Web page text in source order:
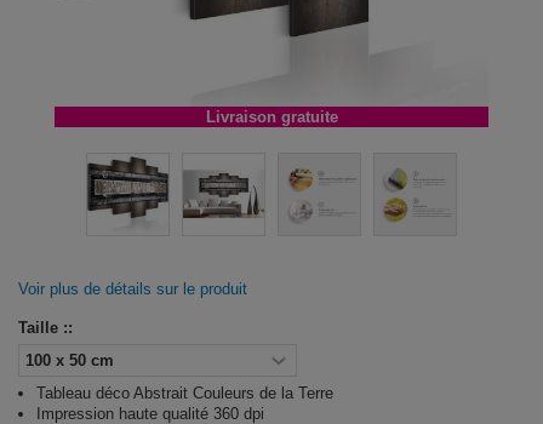
Livraison gratuite
Voir plus de détails sur le produit
Taille ::
Tableau déco Abstrait Couleurs de la Terre
Impression haute qualité 360 dpi